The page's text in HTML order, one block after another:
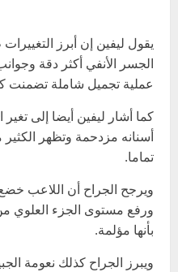
يقول ليفين إن أبرز
الجسر الأنفي أكثر دقة
عملية تجميل شاملة تضمنت
كما أشار ليفين أيضا إلى
أسنانه مزدحمة وتظهر الكثير
تماما.
ويرجح الجراح أن اللاعب
ورفع مستوى الجزء العلوي
بأنها مؤلمة.
ويبرز الجراح كذلك نعومة